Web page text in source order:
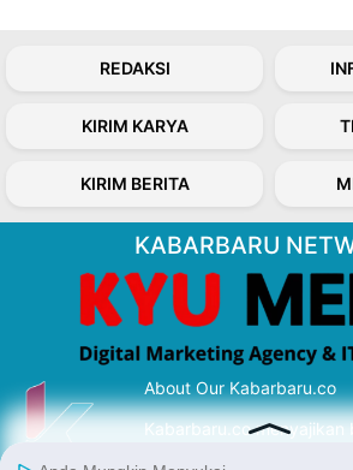
REDAKSI
KIRIM KARYA
KIRIM BERITA
KABARBARU
About Our Kabarbaru.co
Kabarbaru.co menyajikan